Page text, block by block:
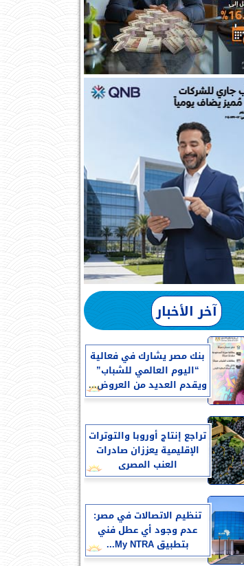
آخر الأخبار
بنك مصر يشارك في فعالية
“اليوم العالمي للشباب”
ويقدم العديد من العروض...
تراجع إنتاج أوروبا والتوترات
الإقليمية يعززان صادرات
العنب المصرى
تنظيم الاتصالات في مصر:
عدم وجود أي عطل فني
بتطبيق My NTRA...